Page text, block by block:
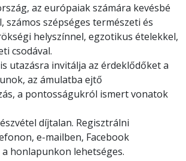
az európaiak számára kevésbé
számos szépséges természeti és
helyszínnel, egzotikus ételekkel,
csodával.
utazásra invitálja az érdeklődőket a
az ámulatba ejtő
a pontosságukról ismert vonatok
díjtalan. Regisztrálni
e-mailben, Facebook
honlapunkon lehetséges.